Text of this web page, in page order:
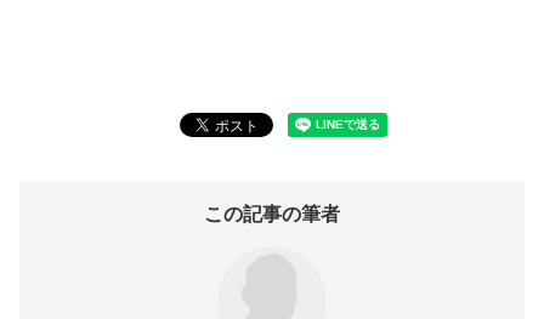
この記事の筆者